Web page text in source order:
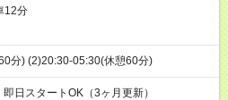
12分
分) (2)20:30-05:30(休憩60分)
日スタートOK（3ヶ月更新）